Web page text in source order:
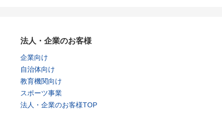
法人・企業のお客様
企業向け
自治体向け
教育機関向け
スポーツ事業
法人・企業のお客様TOP